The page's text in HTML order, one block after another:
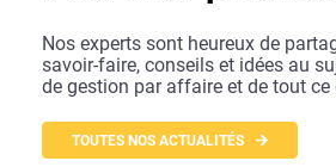
Nos experts sont heureux de
savoir-faire, conseils et idées au
de gestion par affaire et de tout ce
TOUTES NOS ACTUALITÉS